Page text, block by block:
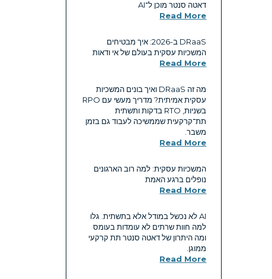
דאטה סנטר מוכן ל־AI
Read More
DRaaS ב-2026: איך מבטיחים
המשכיות עסקית בעולם של אי ודאות
Read More
מה זה DRaaS ואיך בונים המשכיות
עסקית אמיתית? מדריך מעשי עם RPO
בשניות, RTO בדקות ותשתית
תת־קרקעית שממשיכה לעבוד גם בזמן
משבר.
Read More
המשכיות עסקית: למה רוב הארגונים
נופלים ברגע האמת
Read More
AI לא נכשל במודל אלא בתשתית. גלו
למה חוות שרתים לא עומדות בעומס
ומה היתרון של דאטה סנטר תת קרקעי
ממוגן.
Read More